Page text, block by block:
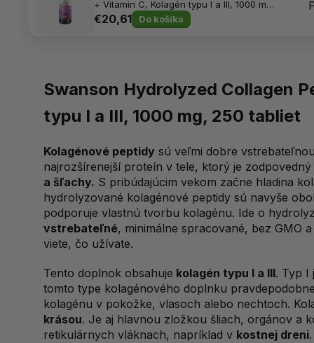
+ Vitamin C, Kolagén typu I a III, 1000 mg,
250 tabliet
€20,61 Do košíka
Swanson Hydrolyzed Collagen
typu I a III, 1000 mg, 250 tabliet
Kolagénové peptidy sú veľmi dobre
najrozšírenejší proteín v tele, ktorý je
a šľachy. S pribúdajúcim vekom začne hladina
hydrolyzované kolagénové peptidy sú navyše
podporuje vlastnú tvorbu kolagénu. Ide o
vstrebateľné, minimálne spracované, bez GMO
viete, čo užívate.
Tento doplnok obsahuje kolagén typu I a III. Typ I
tomto type kolagénového doplnku
kolagénu v pokožke, vlasoch alebo nechtoch.
krásou. Je aj hlavnou zložkou šliach, orgánov a
retikulárnych vláknach, napríklad v kostnej dreni.